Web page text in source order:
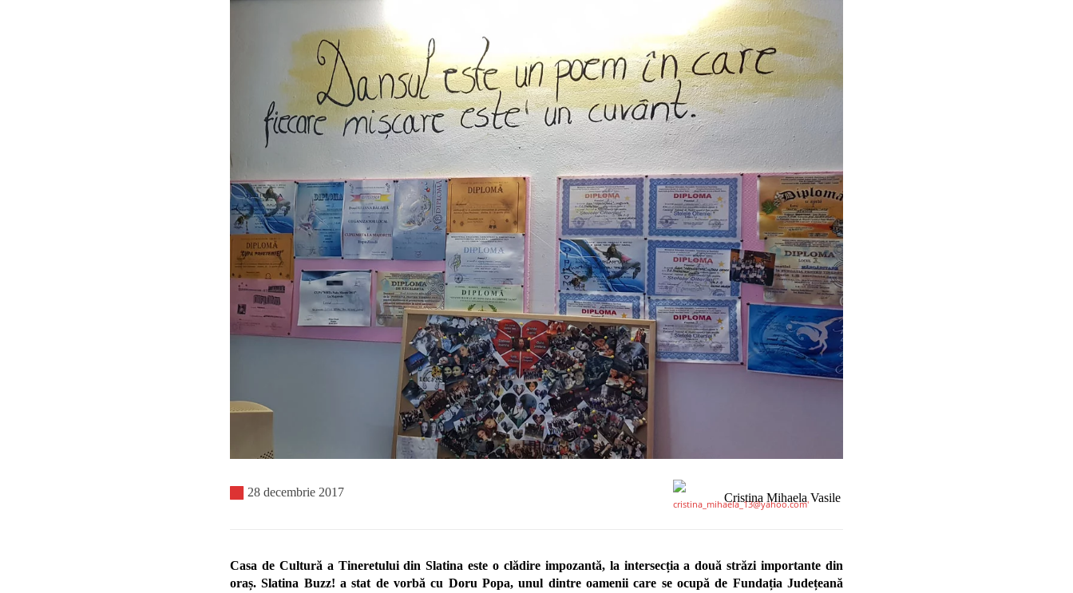
Cristina Mihaela Vasile
28 decembrie 2017
Casa de Cultură a Tineretului din Slatina este o clădire impozantă, la intersecția a două străzi importante din
oraș. Slatina Buzz! a stat de vorbă cu Doru Popa, unul dintre oamenii care se ocupă de Fundația Județeană